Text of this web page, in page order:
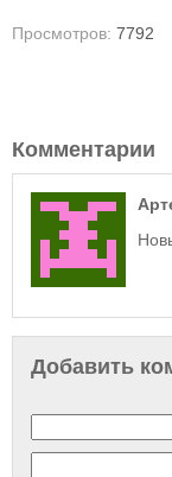
Просмотров: 7792
Комментарии
Добавить